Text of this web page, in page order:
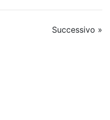
Successivo »